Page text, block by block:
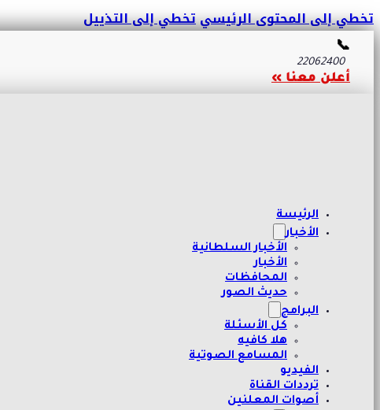
تخطي إلى المحتوى الرئيسيتخطي إلى التذييل
📞
22062400
أعلن معنا »
الرئيسة
الأخبار
الأخبار السلطانية
الأخبار
المحافظات
حديث الصور
البرامج
كل الأسئلة
هلا كافيه
المسامع الصوتية
الفيديو
ترددات القناة
أصوات المعلنين